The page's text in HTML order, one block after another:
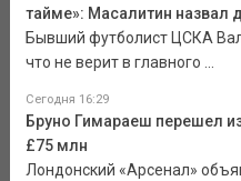
тайме»: Масалитин
Бывший футболист ЦСКА
что не верит в главного ...
Сегодня 16:29
Бруно Гимараеш перешел
£75 млн
Лондонский «Арсенал»